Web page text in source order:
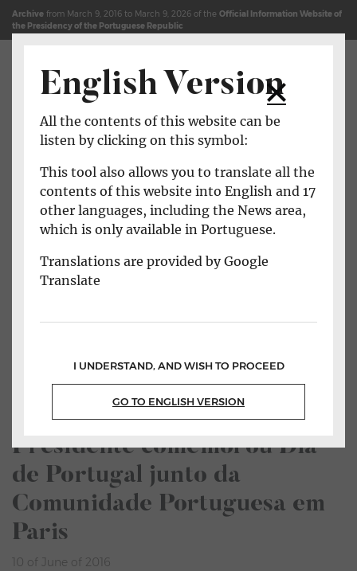
Jump to content (shortcut key c)
Site Map
Archive from March 9, 2016 to March 9, 2026 of the Official Information Website of
the Presidency of the Portuguese Republic
Open main menu
All News
Presidente comemorou Dia
de Portugal junto da
Comunidade Portuguesa em
Paris
10 of June of 2016
English Version
All the contents of this website can be
listen by clicking on this symbol:
This tool also allows you to translate all the
contents of this website into English and 17
other languages, including the News area,
which is only available in Portuguese.
Translations are provided by Google
Translate
I UNDERSTAND, AND WISH TO PROCEED
GO TO ENGLISH VERSION